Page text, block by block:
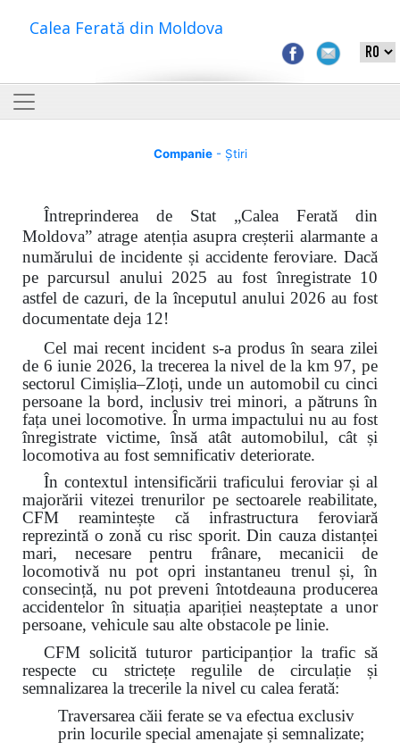
Calea Ferată din Moldova
Companie- Știri
Întreprinderea de Stat „Calea Ferată din
Moldova” atrage atenția asupra creșterii alarmante a
numărului de incidente și accidente feroviare. Dacă
pe parcursul anului 2025 au fost înregistrate 10
astfel de cazuri, de la începutul anului 2026 au fost
documentate deja 12!
Cel mai recent incident s-a produs în seara zilei
de 6 iunie 2026, la trecerea la nivel de la km 97, pe
sectorul Cimișlia–Zloți, unde un automobil cu cinci
persoane la bord, inclusiv trei minori, a pătruns în
fața unei locomotive. În urma impactului nu au fost
înregistrate victime, însă atât automobilul, cât și
locomotiva au fost semnificativ deteriorate.
În contextul intensificării traficului feroviar și al
majorării vitezei trenurilor pe sectoarele reabilitate,
CFM reamintește că infrastructura feroviară
reprezintă o zonă cu risc sporit. Din cauza distanței
mari, necesare pentru frânare, mecanicii de
locomotivă nu pot opri instantaneu trenul și, în
consecință, nu pot preveni întotdeauna producerea
accidentelor în situația apariției neașteptate a unor
persoane, vehicule sau alte obstacole pe linie.
CFM solicită tuturor participanțior la trafic să
respecte cu strictețe regulile de circulație și
semnalizarea la trecerile la nivel cu calea ferată:
Traversarea căii ferate se va efectua exclusiv
prin locurile special amenajate și semnalizate;